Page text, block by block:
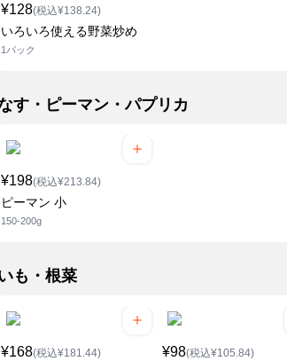
¥128(税込¥138.24)
いろいろ使える野菜炒め
1パック
なす・ピーマン・パプリカ
¥198(税込¥213.84)
ピーマン 小
150-200g
いも・根菜
¥168(税込¥181.44) ¥98(税込¥105.84)